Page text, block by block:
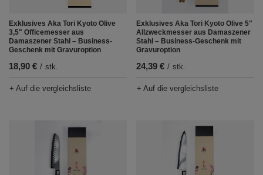
Exklusives Aka Tori Kyoto Olive
3,5" Officemesser aus
Damaszener Stahl – Business-
Geschenk mit Gravuroption
18,90 € / stk.
+ Auf die vergleichsliste
Exklusives Aka Tori Kyoto Olive 5"
Allzweckmesser aus Damaszener
Stahl – Business-Geschenk mit
Gravuroption
24,39 € / stk.
+ Auf die vergleichsliste